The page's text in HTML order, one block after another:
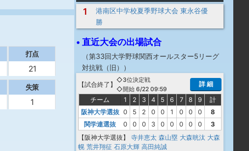
打点
21
失策
1
1
港南区中学校夏季野球大会 東永谷優
勝
• 直近大会の出場試合
（第33回大学野球関西オールスター5リーグ
対抗戦（旧）
）
【試合終了 】
◇3位決定戦
◇開始 6/22 09:59
詳 細
チーム 1 2 3 4 5 6 7 8 9
計
阪神大学選抜 0 5 2 0 0 1 0 0 0
8
関学連選抜
0 0 0 3 0 0 0 0 0
3
【阪神大学選抜】
寺井恵太 森山塁 大森晄汰 大森
幌 荒井翔征 石原大輝 高田純誠